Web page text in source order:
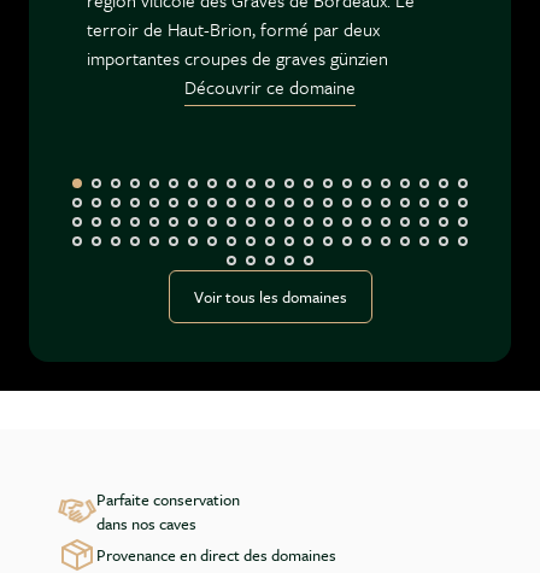
terroir de Haut-Brion, formé par deux
importantes croupes de graves günzien
Découvrir ce domaine
Voir tous les domaines
Parfaite conservation
dans nos caves
Provenance en direct des domaines